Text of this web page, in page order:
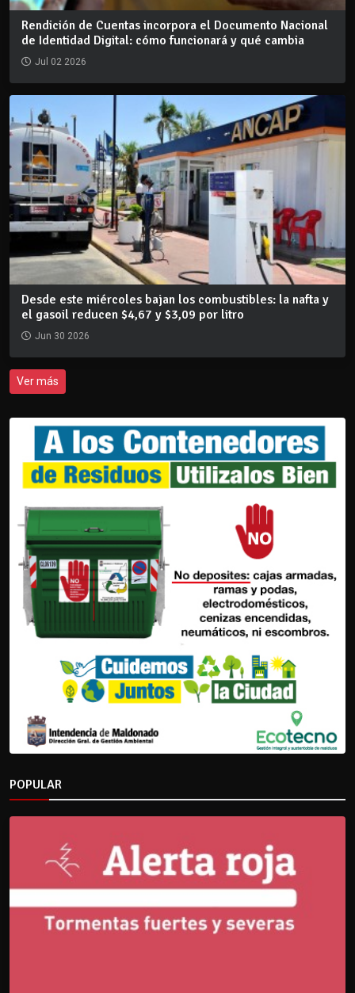
Rendición de Cuentas incorpora el Documento Nacional
de Identidad Digital: cómo funcionará y qué cambia
Jul 02 2026
Desde este miércoles bajan los combustibles: la nafta y
el gasoil reducen $4,67 y $3,09 por litro
Jun 30 2026
Ver más
POPULAR